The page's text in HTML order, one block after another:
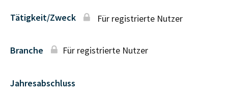
Tätigkeit/Zweck Für registrierte Nutzer
Branche Für registrierte Nutzer
Jahresabschluss